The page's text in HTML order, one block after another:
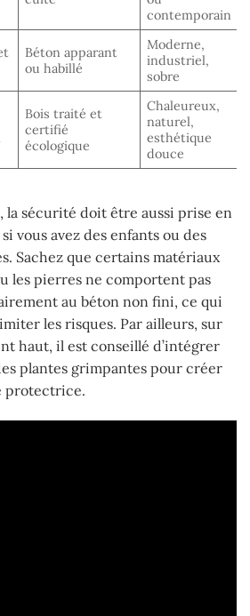
contemporain
Béton apparant
ou habillé
Moderne,
industriel,
sobre
Bois traité et
certifié
écologique
Chaleureux,
naturel,
esthétique
douce
la sécurité doit être aussi prise en
vous avez des enfants ou des
Sachez que certains matériaux
les pierres ne comportent pas
au béton non fini, ce qui
les risques. Par ailleurs, sur
haut, il est conseillé d’intégrer
plantes grimpantes pour créer
protectrice.